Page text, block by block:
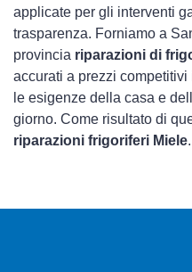
applicate per gli interventi
trasparenza. Forniamo a
provincia riparazioni di
accurati a prezzi
le esigenze della casa e
giorno. Come risultato di
riparazioni frigoriferi Miele.